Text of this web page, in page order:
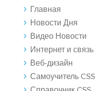
Главная
Новости Дня
Видео Новости
Интернет и связь
Веб-дизайн
Самоучитель CSS